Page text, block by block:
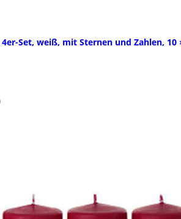
Set, weiß, mit Sternen und Zahlen, 10